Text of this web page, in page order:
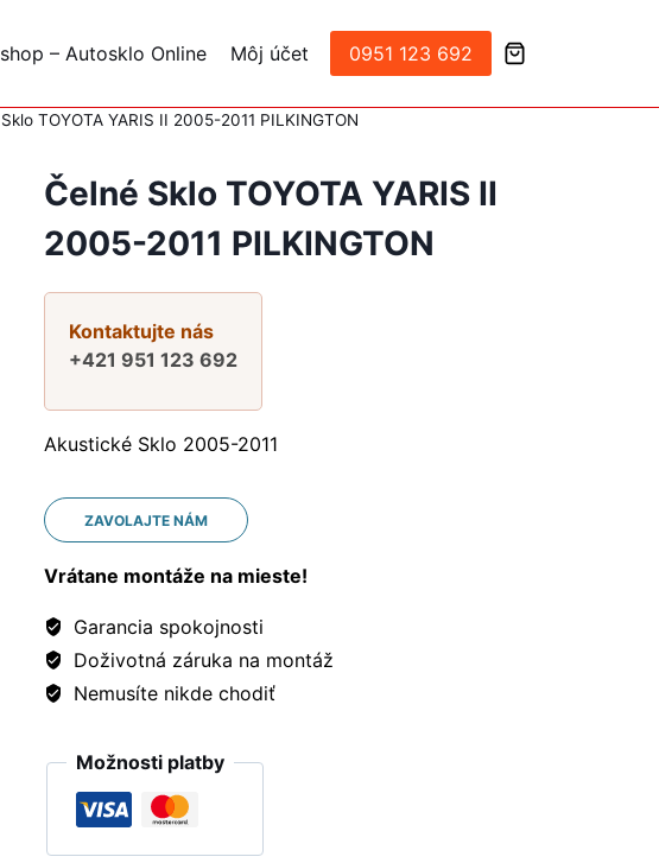
– Autosklo Online Môj účet 0951 123 692
TOYOTA YARIS II 2005-2011 PILKINGTON
Čelné Sklo TOYOTA YARIS II
2005-2011 PILKINGTON
Kontaktujte nás
+421 951 123 692
Akustické Sklo 2005-2011
ZAVOLAJTE NÁM
Vrátane montáže na mieste!
Garancia spokojnosti
Doživotná záruka na montáž
Nemusíte nikde chodiť
Možnosti platby